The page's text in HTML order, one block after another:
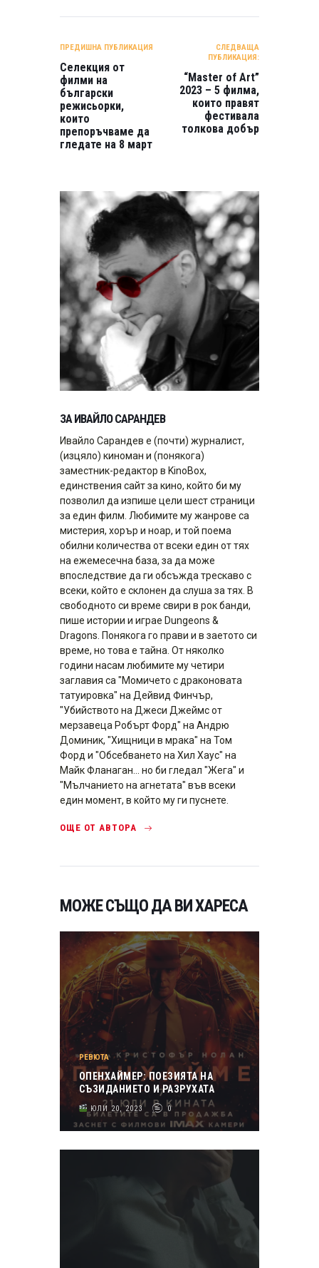
ПРЕДИШНА ПУБЛИКАЦИЯ
Селекция от
филми на
български
режисьорки,
които
препоръчваме да
гледате на 8 март
СЛЕДВАЩА
ПУБЛИКАЦИЯ:
“Master of Art”
2023 – 5 филма,
които правят
фестивала
толкова добър
ЗА ИВАЙЛО САРАНДЕВ
Ивайло Сарандев е (почти) журналист,
(изцяло) киноман и (понякога)
заместник-редактор в KinoBox,
единствения сайт за кино, който би му
позволил да изпише цели шест страници
за един филм. Любимите му жанрове са
мистерия, хорър и ноар, и той поема
обилни количества от всеки един от тях
на ежемесечна база, за да може
впоследствие да ги обсъжда трескаво с
всеки, който е склонен да слуша за тях. В
свободното си време свири в рок банди,
пише истории и играе Dungeons &
Dragons. Понякога го прави и в заетото си
време, но това е тайна. От няколко
години насам любимите му четири
заглавия са "Момичето с драконовата
татуировка" на Дейвид Финчър,
"Убийството на Джеси Джеймс от
мерзавеца Робърт Форд" на Андрю
Доминик, "Хищници в мрака" на Том
Форд и "Обсебването на Хил Хаус" на
Майк Фланаган... но би гледал "Жега" и
"Мълчанието на агнетата" във всеки
един момент, в който му ги пуснете.
ОЩЕ ОТ АВТОРА
МОЖЕ СЪЩО ДА ВИ ХАРЕСА
РЕВЮТА
ОПЕНХАЙМЕР: ПОЕЗИЯТА НА
СЪЗИДАНИЕТО И РАЗРУХАТА
ЮЛИ 20, 2023 0